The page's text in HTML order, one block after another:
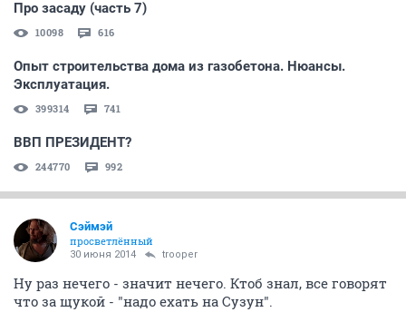
Про засаду (часть 7)
10098 616
Опыт строительства дома из газобетона. Нюансы.
Эксплуатация.
399314 741
ВВП ПРЕЗИДЕНТ?
244770 992
Сэймэй
просветлённый
30 июня 2014 trooper
Ну раз нечего - значит нечего. Ктоб знал, все говорят
что за щукой - "надо ехать на Сузун".